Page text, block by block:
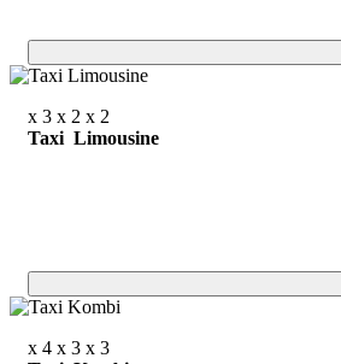
x 3 x 2 x 2
Taxi Limousine
x 4 x 3 x 3